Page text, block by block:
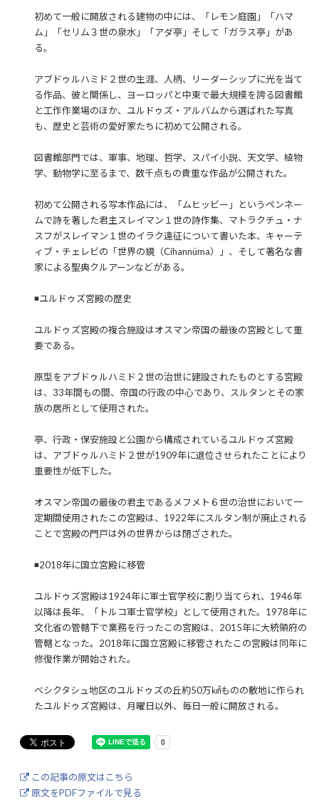
初めて一般に開放される建物の中には、「レモン庭園」「ハマ
ム」「セリム３世の泉水」「アダ亭」そして「ガラス亭」があ
る。
アブドゥルハミド２世の生涯、人柄、リーダーシップに光を当て
る作品、彼と関係し、ヨーロッパと中東で最大規模を誇る図書館
と工作作業場のほか、ユルドゥズ・アルバムから選ばれた写真
も、歴史と芸術の愛好家たちに初めて公開される。
図書館部門では、軍事、地理、哲学、スパイ小説、天文学、植物
学、動物学に至るまで、数千点もの貴重な作品が公開された。
初めて公開される写本作品には、「ムヒッビー」というペンネー
ムで詩を著した君主スレイマン１世の詩作集、マトラクチュ・ナ
スフがスレイマン１世のイラク遠征について書いた本、キャーテ
ィブ・チェレビの「世界の鏡（Cihannüma）」、そして著名な書
家による聖典クルアーンなどがある。
◾️ユルドゥズ宮殿の歴史
ユルドゥズ宮殿の複合施設はオスマン帝国の最後の宮殿として重
要である。
原型をアブドゥルハミド２世の治世に建設されたものとする宮殿
は、33年間もの間、帝国の行政の中心であり、スルタンとその家
族の居所として使用された。
亭、行政・保安施設と公園から構成されているユルドゥズ宮殿
は、アブドゥルハミド２世が1909年に退位させられたことにより
重要性が低下した。
オスマン帝国の最後の君主であるメフメト６世の治世において一
定期間使用されたこの宮殿は、1922年にスルタン制が廃止される
ことで宮殿の門戸は外の世界からは閉ざされた。
◾️2018年に国立宮殿に移管
ユルドゥズ宮殿は1924年に軍士官学校に割り当てられ、1946年
以降は長年、「トルコ軍士官学校」として使用された。1978年に
文化省の管轄下で業務を行ったこの宮殿は、2015年に大統領府の
管轄となった。2018年に国立宮殿に移管されたこの宮殿は同年に
修復作業が開始された。
ベシクタシュ地区のユルドゥズの丘約50万㎢ものの敷地に作られ
たユルドゥズ宮殿は、月曜日以外、毎日一般に開放される。
この記事の原文はこちら
原文をPDFファイルで見る